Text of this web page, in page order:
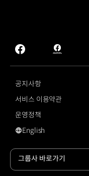
facebook
hmg
journal
공지사항
서비스 이용약관
운영정책
영문 사이트로 이동
English
그룹사 바로가기